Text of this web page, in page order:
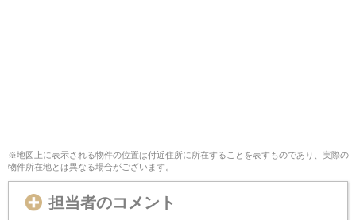
※地図上に表示される物件の位置は付近住所に所在することを表すものであり、実際の
物件所在地とは異なる場合がございます。
担当者のコメント